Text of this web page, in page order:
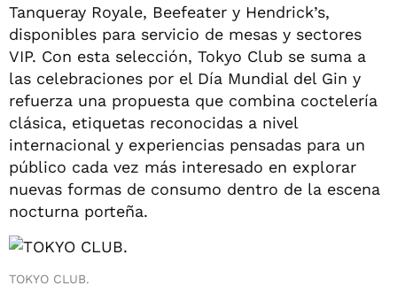
Tanqueray Royale, Beefeater y Hendrick’s,
disponibles para servicio de mesas y sectores
VIP. Con esta selección, Tokyo Club se suma a
las celebraciones por el Día Mundial del Gin y
refuerza una propuesta que combina coctelería
clásica, etiquetas reconocidas a nivel
internacional y experiencias pensadas para un
público cada vez más interesado en explorar
nuevas formas de consumo dentro de la escena
nocturna porteña.
TOKYO CLUB.